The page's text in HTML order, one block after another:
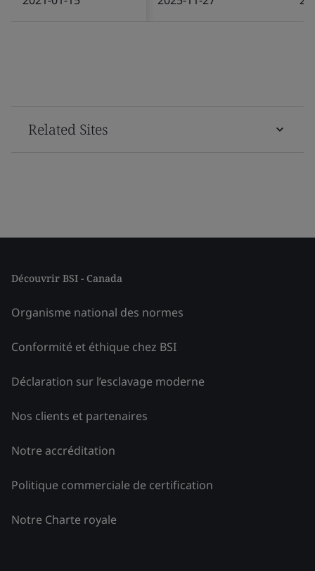
Related Sites
Découvrir BSI - Canada
Organisme national des normes
Conformité et éthique chez BSI
Déclaration sur l’esclavage moderne
Nos clients et partenaires
Notre accréditation
Politique commerciale de certification
Notre Charte royale